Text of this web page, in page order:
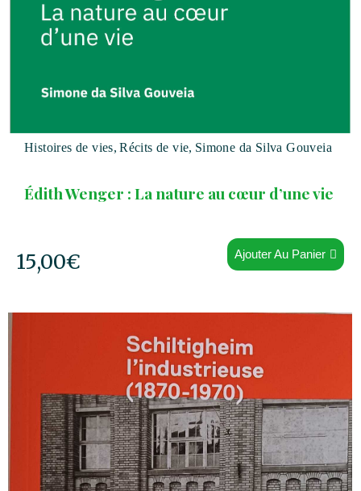
Histoires de vies, Récits de vie, Simone da Silva Gouveia
Édith Wenger : La nature au cœur d’une vie
15,00€ Ajouter Au Panier